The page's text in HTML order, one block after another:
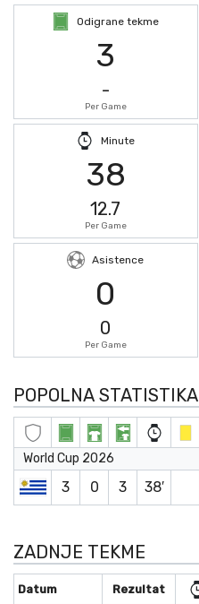
Odigrane tekme
3
-
Per Game
Minute
38
12.7
Per Game
Asistence
0
0
Per Game
POPOLNA STATISTIKA
World Cup 2026
3 0 3 38′
ZADNJE TEKME
Datum Rezultat